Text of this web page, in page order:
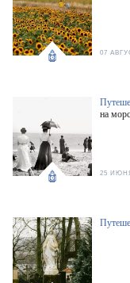
07
на
25